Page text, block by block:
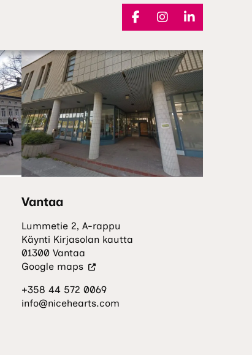
Vantaa
Lummetie 2, A-rappu
Käynti Kirjasolan kautta
01300 Vantaa
Google maps(Vieraile
sivustolla.
Linkki
+358 44 572 0069
info@nicehearts.com